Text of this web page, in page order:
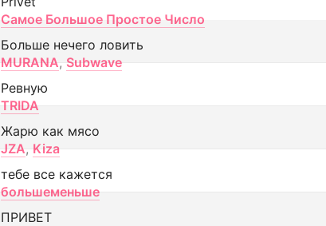
Самое Большое Простое Число
Больше нечего ловить
MURANA, Subwave
Ревную
TRIDA
Жарю как мясо
JZA, Kiza
тебе все кажется
большеменьше
ПРИВЕТ